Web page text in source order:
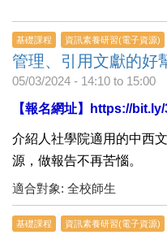
基礎課程 資訊素養研習(電子資源)
管理、引用文獻的好
05/03/2024 - 14:10 to 15:00
【報名網址】
https://
介紹人社學院適用的中西
源，做報告不再苦惱。
適合對象: 全校師生
基礎課程 資訊素養研習(電子資源)